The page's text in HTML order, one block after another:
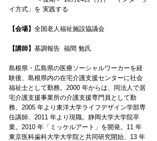
イ方式」を 実践する
【会場】 全国老人福祉施設協議会
【講師】 基調報告  福間 勉氏
島根県・広島県の医療ソーシャルワーカーを経
験後、島根県内の在宅介護支援センターに社会
福祉士として勤務。2000 年からは、同法人で居
宅介護支援事業所の介護支援専門員として勤
務。2005 年より東洋大学ライフデザイン学部専
任講師、2011 年より現職。静岡大学大学院卒
業。2010 年「ミッケルアート」を開発。11 年
東京医科歯科大学大学院と共同研究開始、13 年